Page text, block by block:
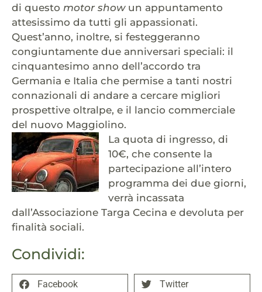
Condividi:
Facebook Twitter
di questo motor showun appuntamento
attesissimo da tutti gli appassionati.
Quest’anno, inoltre, si festeggeranno
congiuntamente due anniversari speciali: il
cinquantesimo anno dell’accordo tra
Germania e Italia che permise a tanti nostri
connazionali di andare a cercare migliori
prospettive oltralpe, e il lancio commerciale
del nuovo Maggiolino.
La quota di ingresso, di
10€, che consente la
partecipazione all’intero
programma dei due giorni,
verrà incassata
dall’Associazione Targa Cecina e devoluta per
finalità sociali.